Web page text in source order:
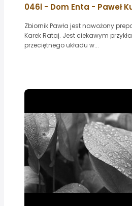
046l - Dom Enta - Paweł
Zbiornik Pawła jest nawożony
Karek Rataj. Jest ciekawym
przeciętnego układu w...